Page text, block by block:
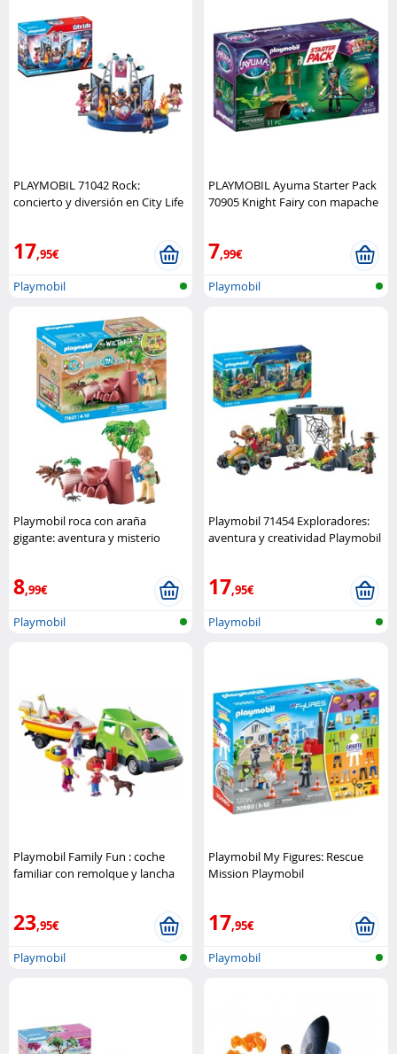
PLAYMOBIL 71042 Rock:
concierto y diversión en City Life
17,95€
Playmobil
PLAYMOBIL Ayuma Starter Pack
70905 Knight Fairy con mapache
7,99€
Playmobil
Playmobil roca con araña
gigante: aventura y misterio
8,99€
Playmobil
Playmobil 71454 Exploradores:
aventura y creatividad Playmobil
17,95€
Playmobil
Playmobil Family Fun : coche
familiar con remolque y lancha
23,95€
Playmobil
Playmobil My Figures: Rescue
Mission Playmobil
17,95€
Playmobil